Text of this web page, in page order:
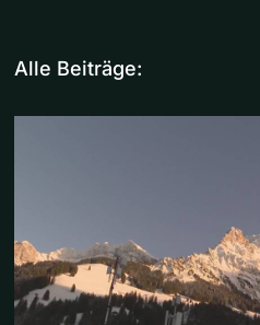
Alle Beiträge: